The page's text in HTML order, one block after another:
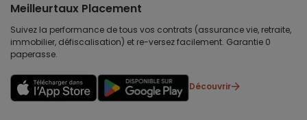
Meilleurtaux Placement
Suivez la performance de tous vos contrats (assurance vie, retraite,
immobilier, défiscalisation) et re-versez facilement. Garantie 0
paperasse.
Découvrir